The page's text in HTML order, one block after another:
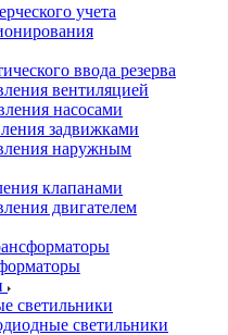
учета
ввода резерва
вентиляцией
насосами
задвижками
наружным
клапанами
двигателем
светильники
светильники